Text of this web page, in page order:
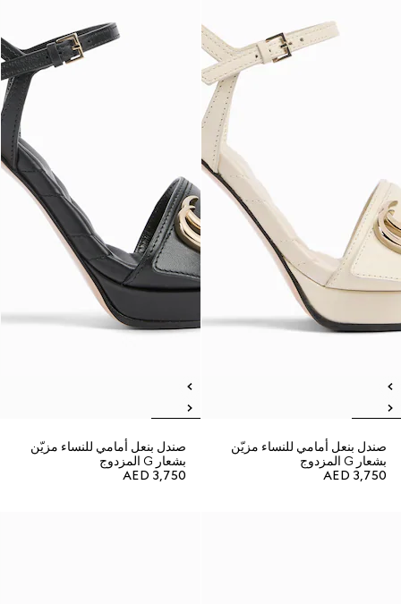
صندل بنعل أمامي للنساء مزيّن
بشعار G المزدوج
AED 3,750
صندل بنعل أمامي للنساء مزيّن
بشعار G المزدوج
AED 3,750